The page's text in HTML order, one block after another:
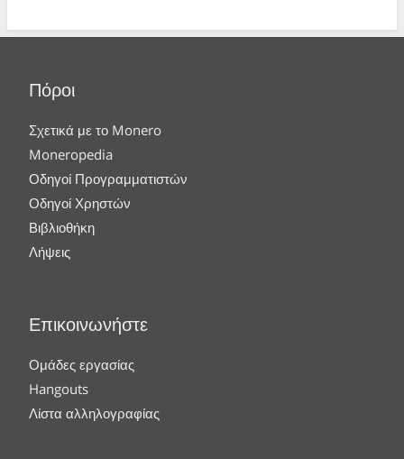
Πόροι
Σχετικά με το Monero
Moneropedia
Οδηγοί Προγραμματιστών
Οδηγοί Χρηστών
Βιβλιοθήκη
Λήψεις
Επικοινωνήστε
Ομάδες εργασίας
Hangouts
Λίστα αλληλογραφίας